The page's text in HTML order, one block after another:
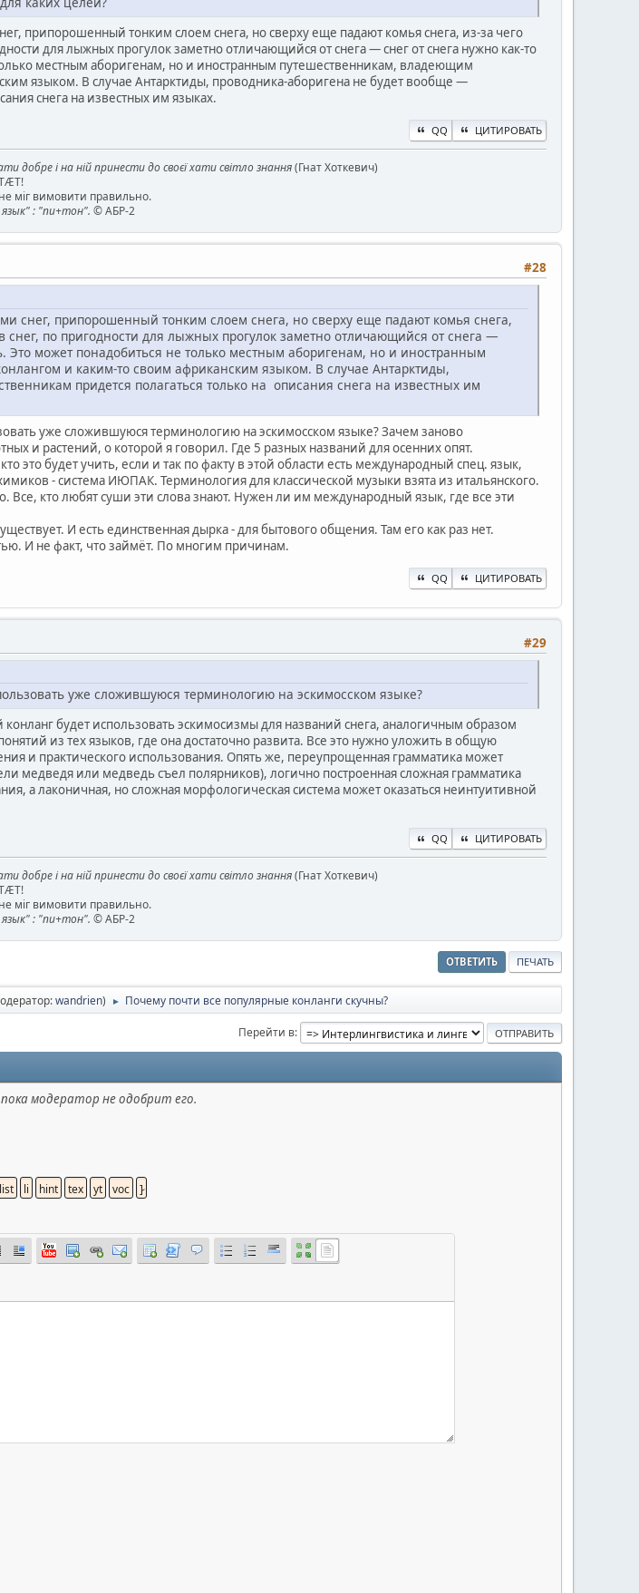
припорошенный тонким слоем снега, но сверху еще падают комья снега, из-за чего
для лыжных прогулок заметно отличающийся от снега — снег от снега нужно как-то
местным аборигенам, но и иностранным путешественникам, владеющим
языком. В случае Антарктиды, проводника-аборигена не будет вообще —
снега на известных им языках.
QQ ЦИТИРОВАТЬ
добре і на ній принести до своєї хати світло знання(Гнат Хоткевич)
міг вимовити правильно.
: "пи+тон". © АБР-2
#28
снег, припорошенный тонким слоем снега, но сверху еще падают комья снега,
снег, по пригодности для лыжных прогулок заметно отличающийся от снега —
Это может понадобиться не только местным аборигенам, но и иностранным
и каким-то своим африканским языком. В случае Антарктиды,
придется полагаться только на описания снега на известных им
уже сложившуюся терминологию на эскимосском языке? Зачем заново
и растений, о которой я говорил. Где 5 разных названий для осенних опят.
это будет учить, если и так по факту в этой области есть международный спец. язык,
- система ИЮПАК. Терминология для классической музыки взята из итальянского.
Все, кто любят суши эти слова знают. Нужен ли им международный язык, где все эти
И есть единственная дырка - для бытового общения. Там его как раз нет.
И не факт, что займёт. По многим причинам.
QQ ЦИТИРОВАТЬ
#29
уже сложившуюся терминологию на эскимосском языке?
будет использовать эскимосизмы для названий снега, аналогичным образом
из тех языков, где она достаточно развита. Все это нужно уложить в общую
и практического использования. Опять же, переупрощенная грамматика может
медведя или медведь съел полярников), логично построенная сложная грамматика
а лаконичная, но сложная морфологическая система может оказаться неинтуитивной
QQ ЦИТИРОВАТЬ
добре і на ній принести до своєї хати світло знання(Гнат Хоткевич)
міг вимовити правильно.
: "пи+тон". © АБР-2
ОТВЕТИТЬ ПЕЧАТЬ
wandrien) ► Почему почти все популярные конланги скучны?
Перейти в
модератор не одобрит его.